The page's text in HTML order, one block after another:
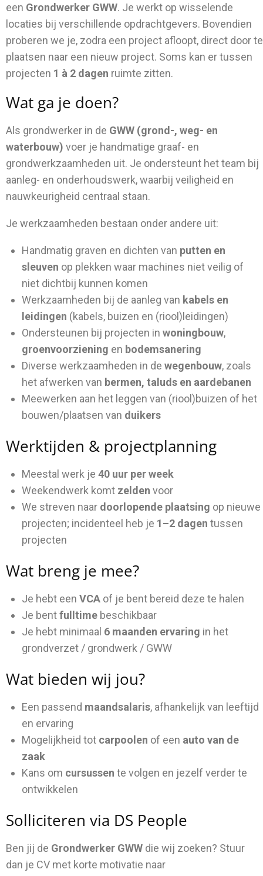
een Grondwerker GWW. Je werkt op wisselende
locaties bij verschillende opdrachtgevers. Bovendien
proberen we je, zodra een project afloopt, direct door te
plaatsen naar een nieuw project. Soms kan er tussen
projecten 1 à 2 dagen ruimte zitten.
Wat ga je doen?
Als grondwerker in de GWW (grond-, weg- en
waterbouw) voer je handmatige graaf- en
grondwerkzaamheden uit. Je ondersteunt het team bij
aanleg- en onderhoudswerk, waarbij veiligheid en
nauwkeurigheid centraal staan.
Je werkzaamheden bestaan onder andere uit:
Handmatig graven en dichten van putten en
sleuven op plekken waar machines niet veilig of
niet dichtbij kunnen komen
Werkzaamheden bij de aanleg van kabels en
leidingen (kabels, buizen en (riool)leidingen)
Ondersteunen bij projecten in woningbouw,
groenvoorziening en bodemsanering
Diverse werkzaamheden in de wegenbouw, zoals
het afwerken van bermen, taluds en aardebanen
Meewerken aan het leggen van (riool)buizen of het
bouwen/plaatsen van duikers
Werktijden & projectplanning
Meestal werk je 40 uur per week
Weekendwerk komt zelden voor
We streven naar doorlopende plaatsing op nieuwe
projecten; incidenteel heb je 1–2 dagen tussen
projecten
Wat breng je mee?
Je hebt een VCA of je bent bereid deze te halen
Je bentfulltime beschikbaar
Je hebt minimaal 6 maanden ervaring in het
grondverzet / grondwerk / GWW
Wat bieden wij jou?
Een passend maandsalaris, afhankelijk van leeftijd
en ervaring
Mogelijkheid tot carpoolen of een auto van de
zaak
Kans om cursussen te volgen en jezelf verder te
ontwikkelen
Solliciteren via DS People
Ben jij de Grondwerker GWW die wij zoeken? Stuur
dan je CV met korte motivatie naar